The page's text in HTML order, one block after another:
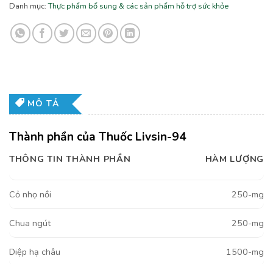
Danh mục:Thực phẩm bổ sung & các sản phẩm hỗ trợ sức khỏe
MÔ TẢ
Thành phần của Thuốc Livsin-94
THÔNG TIN THÀNH PHẦN HÀM LƯỢNG
Cỏ nhọ nồi 250-mg
Chua ngút 250-mg
Diệp hạ châu 1500-mg